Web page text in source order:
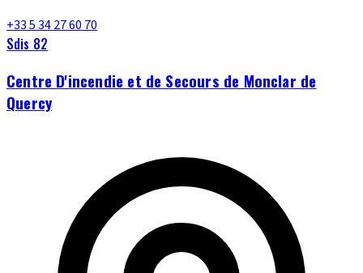
+33 5 34 27 60 70
Sdis 82
Centre D'incendie et de Secours de Monclar de
Quercy